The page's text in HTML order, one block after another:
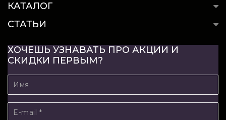
КАТАЛОГ
СТАТЬИ
ХОЧЕШЬ УЗНАВАТЬ ПРО АКЦИИ И
СКИДКИ ПЕРВЫМ?